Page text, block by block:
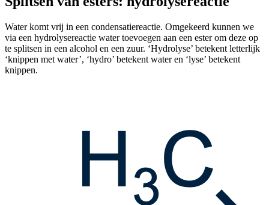
Water komt vrij in een condensatiereactie. Omgekeerd kunnen we
via een hydrolysereactie water toevoegen aan een ester om deze op
te splitsen in een alcohol en een zuur. ‘Hydrolyse’ betekent letterlijk
‘knippen met water’, ‘hydro’ betekent water en ‘lyse’ betekent
knippen.